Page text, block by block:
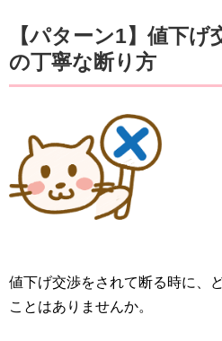
【パターン1】値下
の丁寧な断り方
値下げ交渉をされて断る時に、
ことはありませんか。